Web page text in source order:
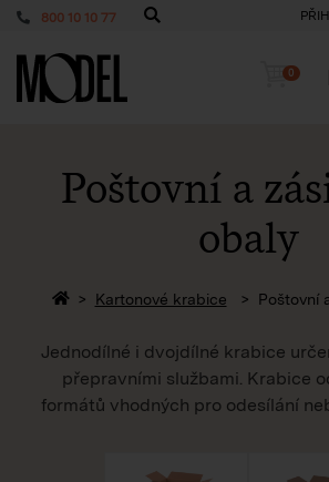
800 10 10 77
PackShop 0
Poštovní a
obaly
Zpět na homepage
Kartonové krabice Poštovní
Jednodílné i dvojdílné krabice
přepravními službami. Krabice
formátů vhodných pro odesílání